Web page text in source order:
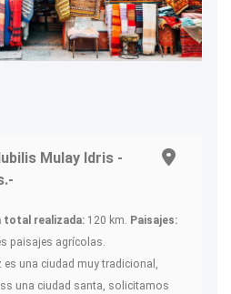
Mulay Idris -
total realizada: 120 km. Paisajes:
paisajes agrícolas.
es una ciudad muy tradicional,
una ciudad santa, solicitamos